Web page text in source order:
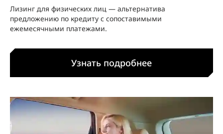
Лизинг для физических лиц — альтернатива
предложению по кредиту с сопоставимыми
ежемесячными платежами.
Узнать подробнее